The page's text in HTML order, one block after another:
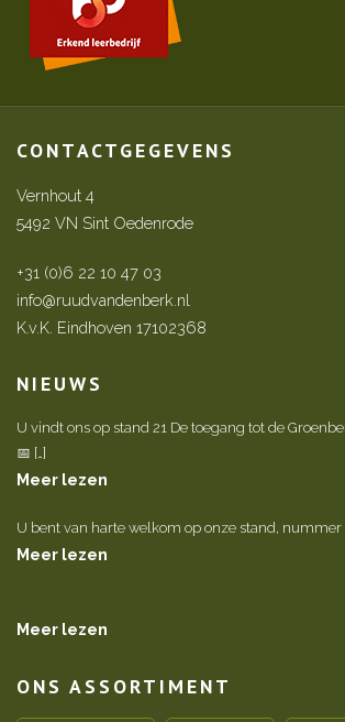
CONTACTGEGEVENS
Vernhout 4
5492 VN Sint Oedenrode
+31 (0)6 22 10 47 03
info@ruudvandenberk.nl
K.v.K. Eindhoven 17102368
NIEUWS
U vindt ons op stand 21 De toegang tot de
📅 […]
Meer lezen
U bent van harte welkom op onze stand, nummer
Meer lezen
Meer lezen
ONS ASSORTIMENT